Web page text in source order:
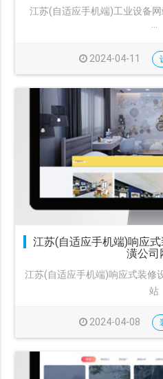
江苏(自适应手机端)工业设备
···
2024-04-11
江苏(自适应手机端)响应
潢公司
江苏(自适应手机端)响应式装修
站
2024-04-08